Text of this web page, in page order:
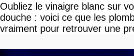
Oubliez le vinaigre blanc sur
douche : voici ce que les
vraiment pour retrouver une